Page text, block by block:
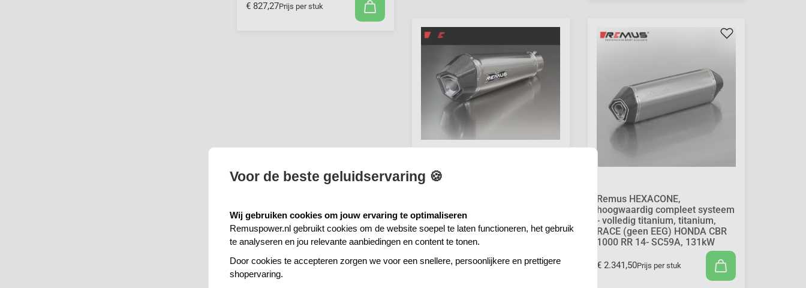
€ 827,27Prijs per stuk
Remus HYPERCONE, slip on
(demper met verbindingsbuis
SC59A, 131kW
€ 955,39 Prijs per stuk
Remus HEXACONE,
hoogwaardig compleet systeem
- volledig titanium, titanium,
RACE (geen EEG) HONDA CBR
1000 RR 14- SC59A, 131kW
€ 2.341,50Prijs per stuk
Voor de beste geluidservaring 🍪
Wij gebruiken cookies om jouw ervaring te optimaliseren
Remuspower.nl gebruikt cookies om de website soepel te laten functioneren, het gebruik
te analyseren en jou relevante aanbiedingen en content te tonen.
Door cookies te accepteren zorgen we voor een snellere, persoonlijkere en prettigere
shopervaring.